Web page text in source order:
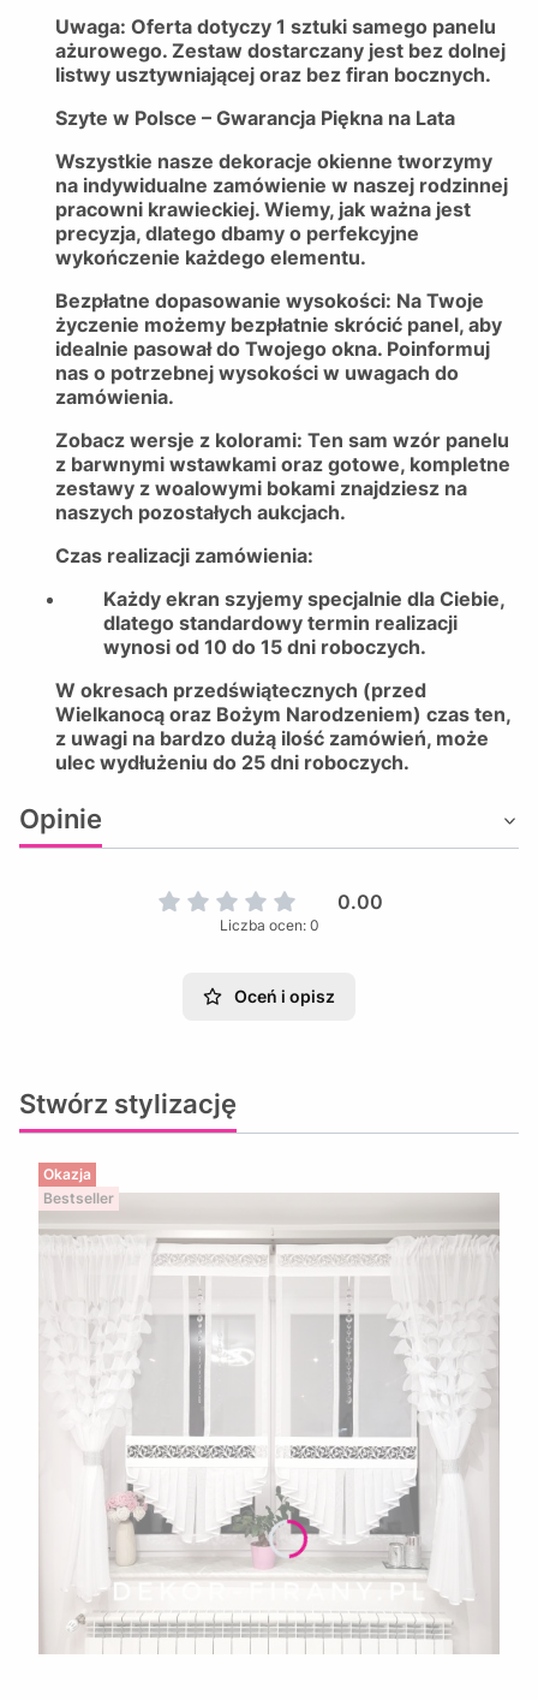
Uwaga: Oferta dotyczy 1 sztuki samego panelu
ażurowego. Zestaw dostarczany jest bez dolnej
listwy usztywniającej oraz bez firan bocznych.
Szyte w Polsce – Gwarancja Piękna na Lata
Wszystkie nasze dekoracje okienne tworzymy
na indywidualne zamówienie w naszej rodzinnej
pracowni krawieckiej. Wiemy, jak ważna jest
precyzja, dlatego dbamy o perfekcyjne
wykończenie każdego elementu.
Bezpłatne dopasowanie wysokości: Na Twoje
życzenie możemy bezpłatnie skrócić panel, aby
idealnie pasował do Twojego okna. Poinformuj
nas o potrzebnej wysokości w uwagach do
zamówienia.
Zobacz wersje z kolorami: Ten sam wzór panelu
z barwnymi wstawkami oraz gotowe, kompletne
zestawy z woalowymi bokami znajdziesz na
naszych pozostałych aukcjach.
Czas realizacji zamówienia:
Każdy ekran szyjemy specjalnie dla Ciebie,
dlatego standardowy termin realizacji
wynosi od 10 do 15 dni roboczych.
W okresach przedświątecznych (przed
Wielkanocą oraz Bożym Narodzeniem) czas ten,
z uwagi na bardzo dużą ilość zamówień, może
ulec wydłużeniu do 25 dni roboczych.
Opinie
0.00
Liczba ocen: 0
Oceń i opisz
Stwórz stylizację
Okazja
Bestseller